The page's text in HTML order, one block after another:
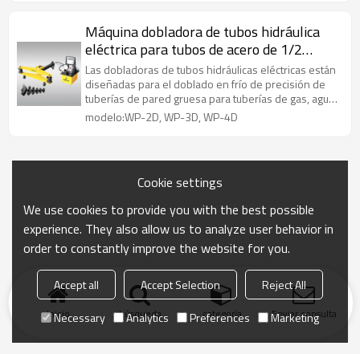
Máquina dobladora de tubos hidráulica
eléctrica para tubos de acero de 1/2
pulgada a 2 pulgadas / 3 pulgadas / 4
pulgadas
Las dobladoras de tubos hidráulicas eléctricas están
diseñadas para el doblado en frío de precisión de
tuberías de pared gruesa para tuberías de gas, agua
y vapor.
modelo:WP-2D, WP-3D, WP-4D
Inicio búsqueda categoría Enviar consulta
Cookie settings
We use cookies to provide you with the best possible
experience. They also allow us to analyze user behavior in
order to constantly improve the website for you.
Accept all Accept Selection
Reject All
Necessary
Analytics Preferences Marketing